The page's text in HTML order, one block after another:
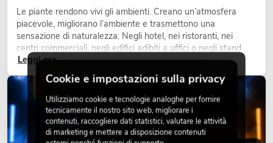
Le piante rendono vivi gli ambienti. Creano un’atmosfera
piacevole, migliorano l’ambiente e trasmettono una
sensazione di naturalezza. Negli hotel, nei ristoranti, nei
centri commerciali, negli edifici adibiti a uffici o negli stand
fieristici, una vegetazione di alta qualità è ormai parte
integrante dei moderni progetti di arredamento.
Leggi ora
Cookie e impostazioni sulla privacy
Utilizziamo cookie e tecnologie analoghe per fornire
tecnicamente il nostro sito web, migliorare i
contenuti, raccogliere dati statistici, valutare le attività
di marketing e mettere a disposizione contenuti